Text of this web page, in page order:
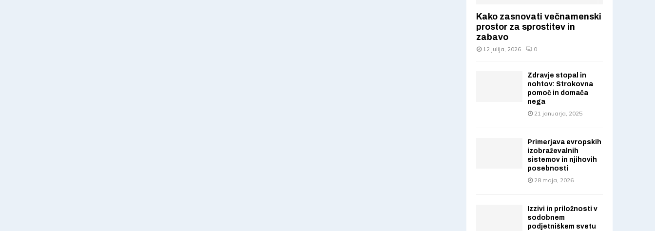
Kako zasnovati večnamenski
prostor za sprostitev in
zabavo
12 julija, 2026 0
Zdravje stopal in
nohtov: Strokovna
pomoč in domača
nega
21 januarja, 2025
Primerjava evropskih
izobraževalnih
sistemov in njihovih
posebnosti
28 maja, 2026
Izzivi in priložnosti v
sodobnem
podjetniškem svetu